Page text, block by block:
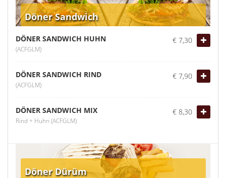
Döner Sandwich
DÖNER SANDWICH HUHN
(ACFGLM)
€ 7,30
DÖNER SANDWICH RIND
(ACFGLM)
€ 7,90
DÖNER SANDWICH MIX
Rind + Huhn (ACFGLM)
€ 8,30
Döner Dürüm